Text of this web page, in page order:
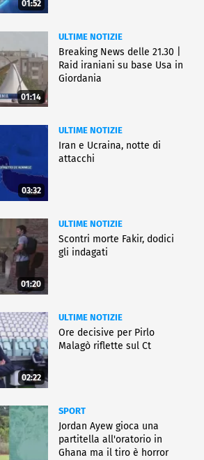
01:52
01:14
ULTIME NOTIZIE
Breaking News delle 21.30 |
Raid iraniani su base Usa in
Giordania
03:32
ULTIME NOTIZIE
Iran e Ucraina, notte di
attacchi
01:20
ULTIME NOTIZIE
Scontri morte Fakir, dodici
gli indagati
02:22
ULTIME NOTIZIE
Ore decisive per Pirlo
Malagò riflette sul Ct
SPORT
Jordan Ayew gioca una
partitella all'oratorio in
Ghana ma il tiro è horror